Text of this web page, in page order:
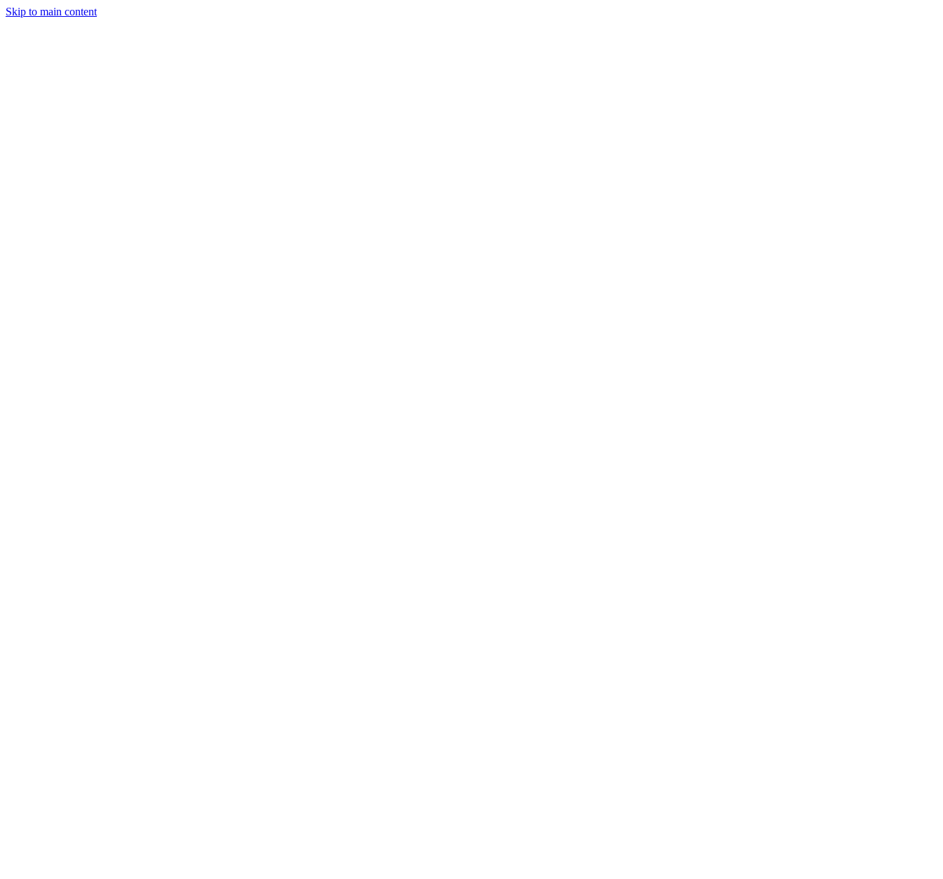
Skip to main content